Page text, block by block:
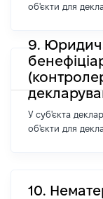
об'єкти для
9.
У суб'єкта
об'єкти для
10.